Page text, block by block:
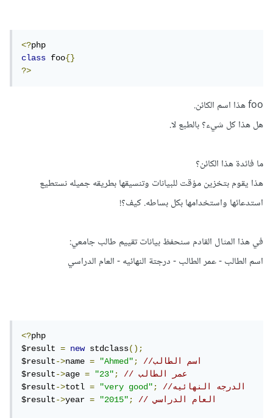
<?
class foo{}
?>
foo هذا اسم الكائن.
هل هذا كل شيء؟ بالطبع لا.
ما فائدة هذا الكائن؟
هذا يقوم بتخزين مؤقت للبيانات وتنسيقها بطريقه جميله نستطيع
استدعائها واستخدامها بكل بساطه. كيف؟!
في هذا المثال القادم سنحفظ بيانات تقييم طالب جامعي:
اسم الطالب - عمر الطالب - درجتة النهائيه - العام الدراسي
<?php
$result = new stdclass();
$result->name = "Ahmed";
//اسم الطالب
$result->age = "23";
// عمر الطالب
$result->totl = "very good";
//الدرجه النهائيه
$result->year = "2015"; // العام الدراسي